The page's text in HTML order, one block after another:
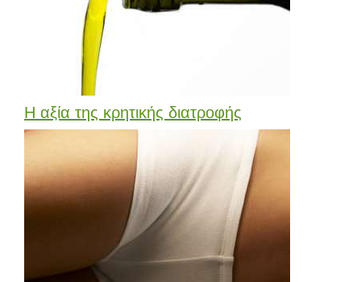
Η αξία της κρητικής διατροφής